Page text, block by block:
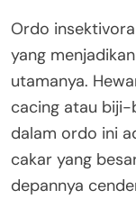
Ordo
yang
utamanya.
cacing atau biji-
dalam ordo ini
cakar yang
depannya